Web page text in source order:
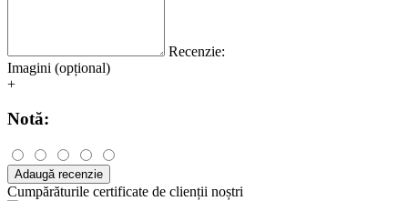
Recenzie:
Imagini (opțional)
+
Notă:
Adaugă recenzie
Cumpărăturile certificate de clienții noștri